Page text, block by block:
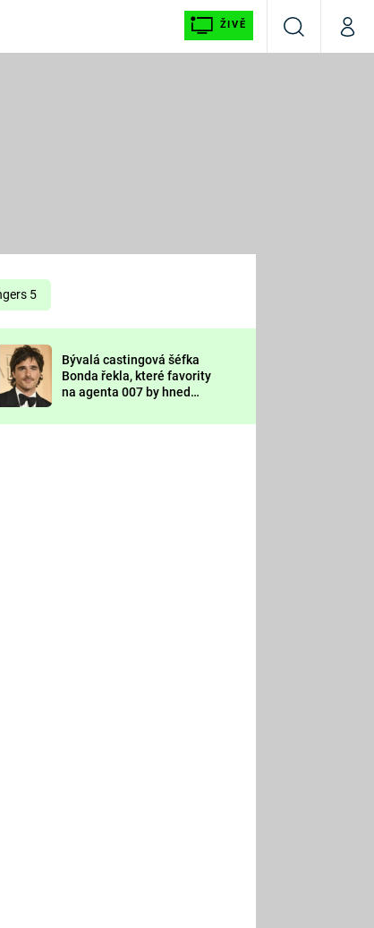
ŽIVĚ
VyhledáváníMůj
Prima LAJK
Sledujte nás
5
Bývalá castingová šéfka
Bonda řekla, které favority
na agenta 007 by hned